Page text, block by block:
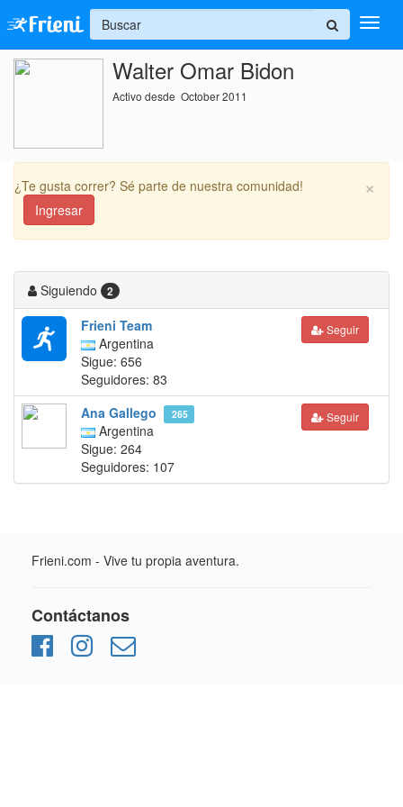
Ayuda
+
Walter Omar Bidon
Activo desde October 2011
×
¿Te gusta correr? Sé parte de nuestra comunidad!
Ingresar
Siguiendo 2
Frieni Team
Argentina
Sigue: 656
Seguidores: 83
Seguir
Ana Gallego 265
Argentina
Sigue: 264
Seguidores: 107
Seguir
Frieni.com - Vive tu propia aventura.
Contáctanos